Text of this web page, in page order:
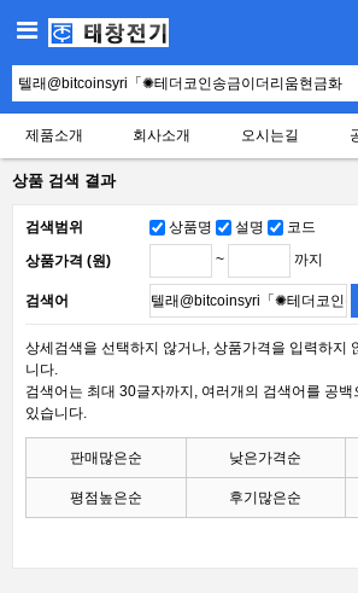
제품소개 회사소개 오시는길
상품 검색 결과
검색범위 상품명 설명
코드
상품가격 (원)
~ 까지
검색어
상세검색을 선택하지 않거나, 상품가격을 입력하지
니다.
검색어는 최대 30글자까지, 여러개의 검색어를 공
있습니다.
판매많은순 낮은가격순
평점높은순 후기많은순